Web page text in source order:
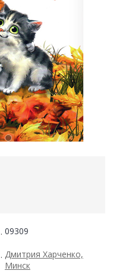
09309
Дмитрия Харченко,
Минск